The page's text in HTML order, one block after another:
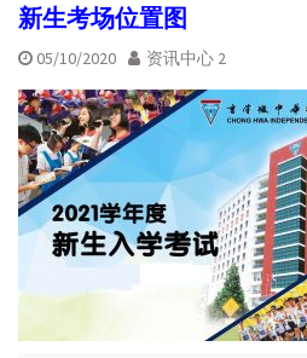
新生考场位置图
05/10/2020 资讯中心 2